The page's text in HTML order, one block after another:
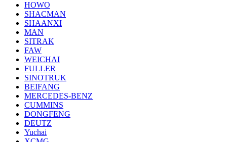
HOWO
SHACMAN
SHAANXI
MAN
SITRAK
FAW
WEICHAI
FULLER
SINOTRUK
BEIFANG
MERCEDES-BENZ
CUMMINS
DONGFENG
DEUTZ
Yuchai